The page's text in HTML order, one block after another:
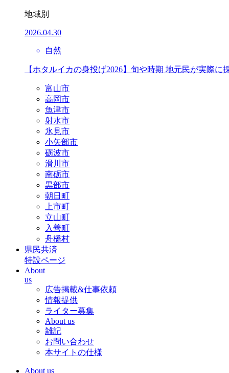
地域別
2026.04.30
自然
【ホタルイカの身投げ2026】旬や時期 地元民が実際に
富山市
高岡市
魚津市
射水市
氷見市
小矢部市
砺波市
滑川市
南砺市
黒部市
朝日町
上市町
立山町
入善町
舟橋村
県民共済
特設ページ
About
us
広告掲載&仕事依頼
情報提供
ライター募集
About us
雑記
お問い合わせ
本サイトの仕様
About us